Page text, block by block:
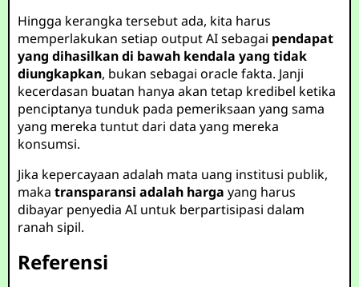
Hingga kerangka tersebut ada, kita harus
memperlakukan setiap output AI sebagai pendapat
yang dihasilkan di bawah kendala yang tidak
diungkapkan, bukan sebagai oracle fakta. Janji
kecerdasan buatan hanya akan tetap kredibel ketika
penciptanya tunduk pada pemeriksaan yang sama
yang mereka tuntut dari data yang mereka
konsumsi.
Jika kepercayaan adalah mata uang institusi publik,
makatransparansi adalah harga yang harus
dibayar penyedia AI untuk berpartisipasi dalam
ranah sipil.
Referensi